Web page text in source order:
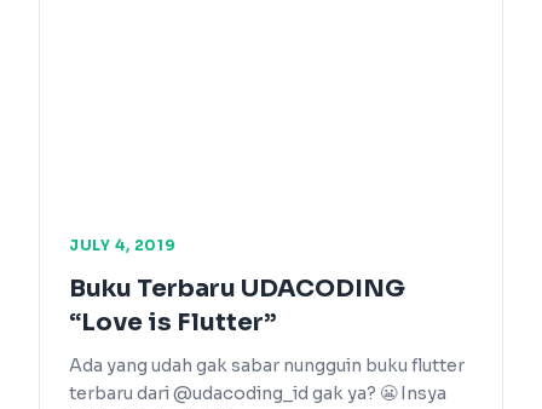
JULY 4, 2019
Buku Terbaru UDACODING
“Love is Flutter”
Ada yang udah gak sabar nungguin buku flutter
terbaru dari @udacoding_id gak ya? 😬 Insya